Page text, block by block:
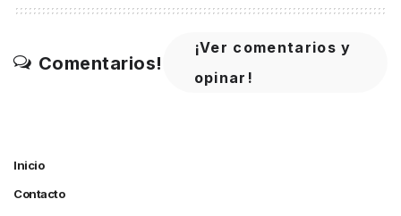
Comentarios!
¡Ver comentarios y
opinar!
Inicio
Contacto